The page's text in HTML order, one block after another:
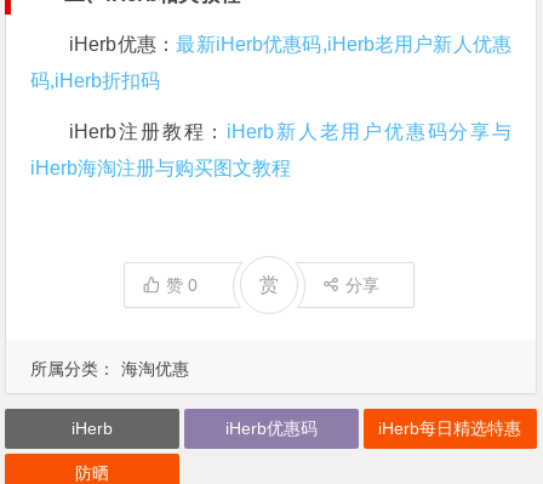
所属分类： 海淘优惠
iHerb优惠：最新iHerb优惠码,iHerb老用户新人优惠
码,iHerb折扣码
iHerb注册教程： iHerb新人老用户优惠码分享与
iHerb海淘注册与购买图文教程
赞0 赏 分享
iHerb iHerb优惠码 iHerb每日精选特惠
防晒